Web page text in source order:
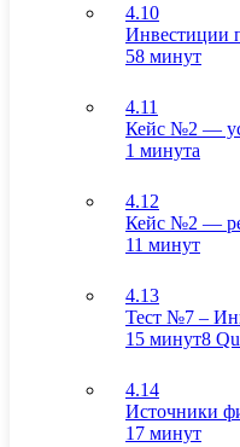
4.10
Инвестиции
58 минут
4.11
Кейс №2 —
1 минута
4.12
Кейс №2 —
11 минут
4.13
Тест №7 –
15 минут8
4.14
Источники
17 минут